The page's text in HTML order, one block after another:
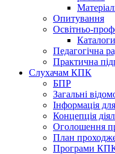
Опитування
Освітньо-
Педагогічна
Практична
Слухачам КПК
БПР
Загальні
Інформація
Концепція
Оголошення
План
Програми